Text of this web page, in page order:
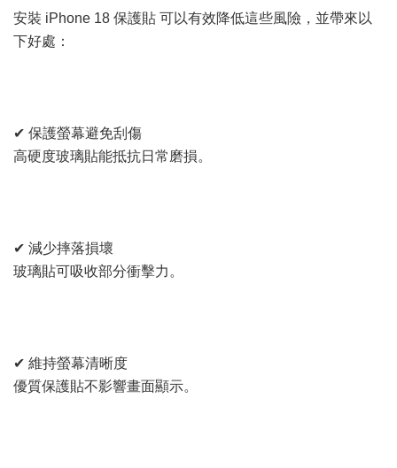
安裝 iPhone 18 保護貼 可以有效降低這些風險，並帶來以
下好處：
✔ 保護螢幕避免刮傷
高硬度玻璃貼能抵抗日常磨損。
✔ 減少摔落損壞
玻璃貼可吸收部分衝擊力。
✔ 維持螢幕清晰度
優質保護貼不影響畫面顯示。